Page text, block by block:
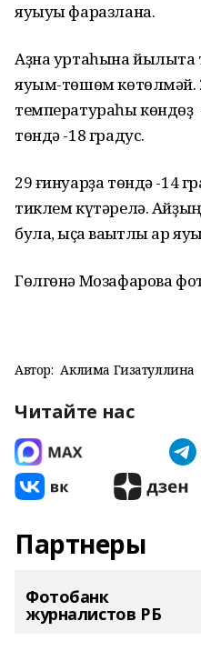
яуыуы фаразлана.
Аҙна уртаһына йылыта
яуым-төшөм көтөлмәй.
температураһы көндөҙ
төндә -18 градус.
29 ғинуарҙа төндә -14
тиклем күтәрелә.
була, ҡыҫҡа ваҡытлы ҡар
Гөлгөнә Мозафарова
Автор: Аклима Гизатуллина
Читайте нас
Партнеры
Фотобанк
журналистов РБ